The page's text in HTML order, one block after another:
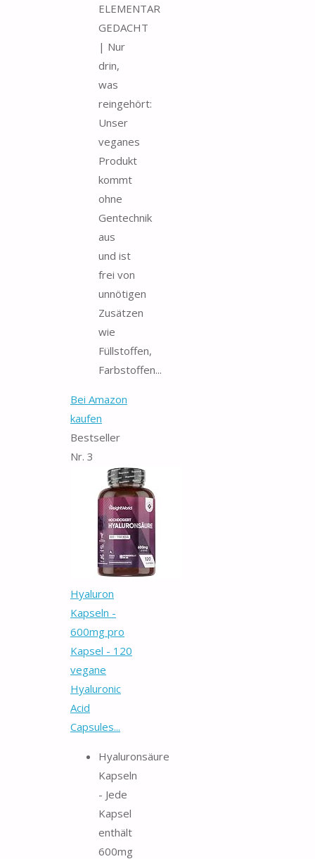
ELEMENTAR
GEDACHT
| Nur
drin,
was
reingehört:
Unser
veganes
Produkt
kommt
ohne
Gentechnik
aus
und ist
frei von
unnötigen
Zusätzen
wie
Füllstoffen,
Farbstoffen...
Bei Amazon
kaufen
Bestseller
Nr. 3
Hyaluron
Kapseln -
600mg pro
Kapsel - 120
vegane
Hyaluronic
Acid
Capsules...
Hyaluronsäure
Kapseln
- Jede
Kapsel
enthält
600mg